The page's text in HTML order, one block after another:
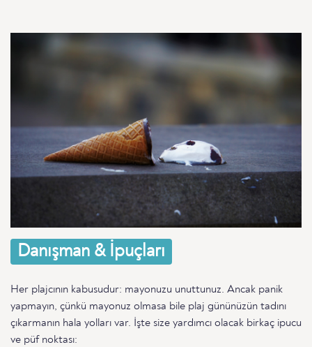
Danışman & İpuçları
Her plajcının kabusudur: mayonuzu unuttunuz. Ancak panik
yapmayın, çünkü mayonuz olmasa bile plaj gününüzün tadını
çıkarmanın hala yolları var. İşte size yardımcı olacak birkaç ipucu
ve püf noktası: